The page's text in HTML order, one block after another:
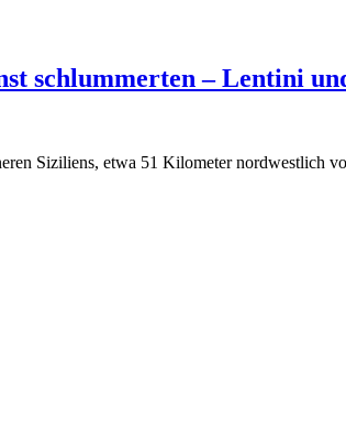
schlummerten – Lentini
Siziliens, etwa 51 Kilometer nordwestlich